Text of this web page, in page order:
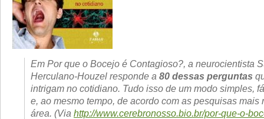
Em Por que o Bocejo é Contagioso?, a neurocientista
Herculano-Houzel responde a 80 dessas perguntas
intrigam no cotidiano. Tudo isso de um modo simples,
e, ao mesmo tempo, de acordo com as pesquisas mais
área. (Via http://www.cerebronosso.bio.br/por-que-o-